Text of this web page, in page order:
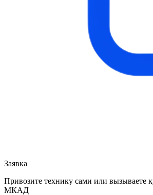
Заявка
Привозите технику сами или вызываете
МКАД